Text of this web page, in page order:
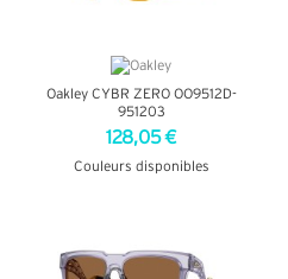
Oakley CYBR ZERO OO9512D-
951203
128,05 €
Couleurs disponibles